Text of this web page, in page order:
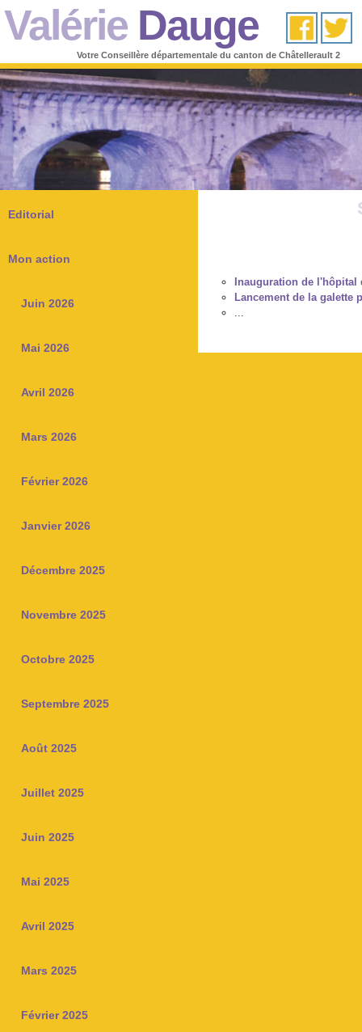
Valérie Dauge
Votre Conseillère départementale du canton de Châtellerault 2
Editorial
Mon action
Juin 2026
Mai 2026
Avril 2026
Mars 2026
Février 2026
Janvier 2026
Décembre 2025
Novembre 2025
Octobre 2025
Septembre 2025
Août 2025
Juillet 2025
Juin 2025
Mai 2025
Avril 2025
Mars 2025
Février 2025
Inauguration de
Lancement de la galette
...